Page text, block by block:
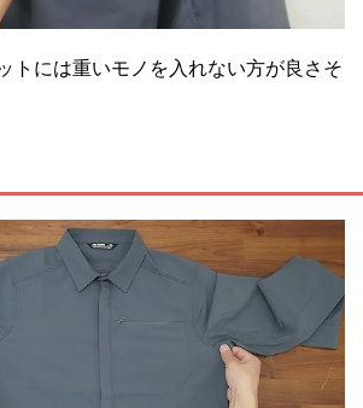
トには重いモノを入れない方が良さそ